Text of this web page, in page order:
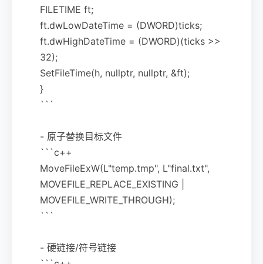
FILETIME ft;
ft.dwLowDateTime = (DWORD)ticks;
ft.dwHighDateTime = (DWORD)(ticks >>
32);
SetFileTime(h, nullptr, nullptr, &ft);
}
```
- 原子替换目标文件
```c++
MoveFileExW(L"temp.tmp", L"final.txt",
MOVEFILE_REPLACE_EXISTING |
MOVEFILE_WRITE_THROUGH);
```
- 硬链接/符号链接